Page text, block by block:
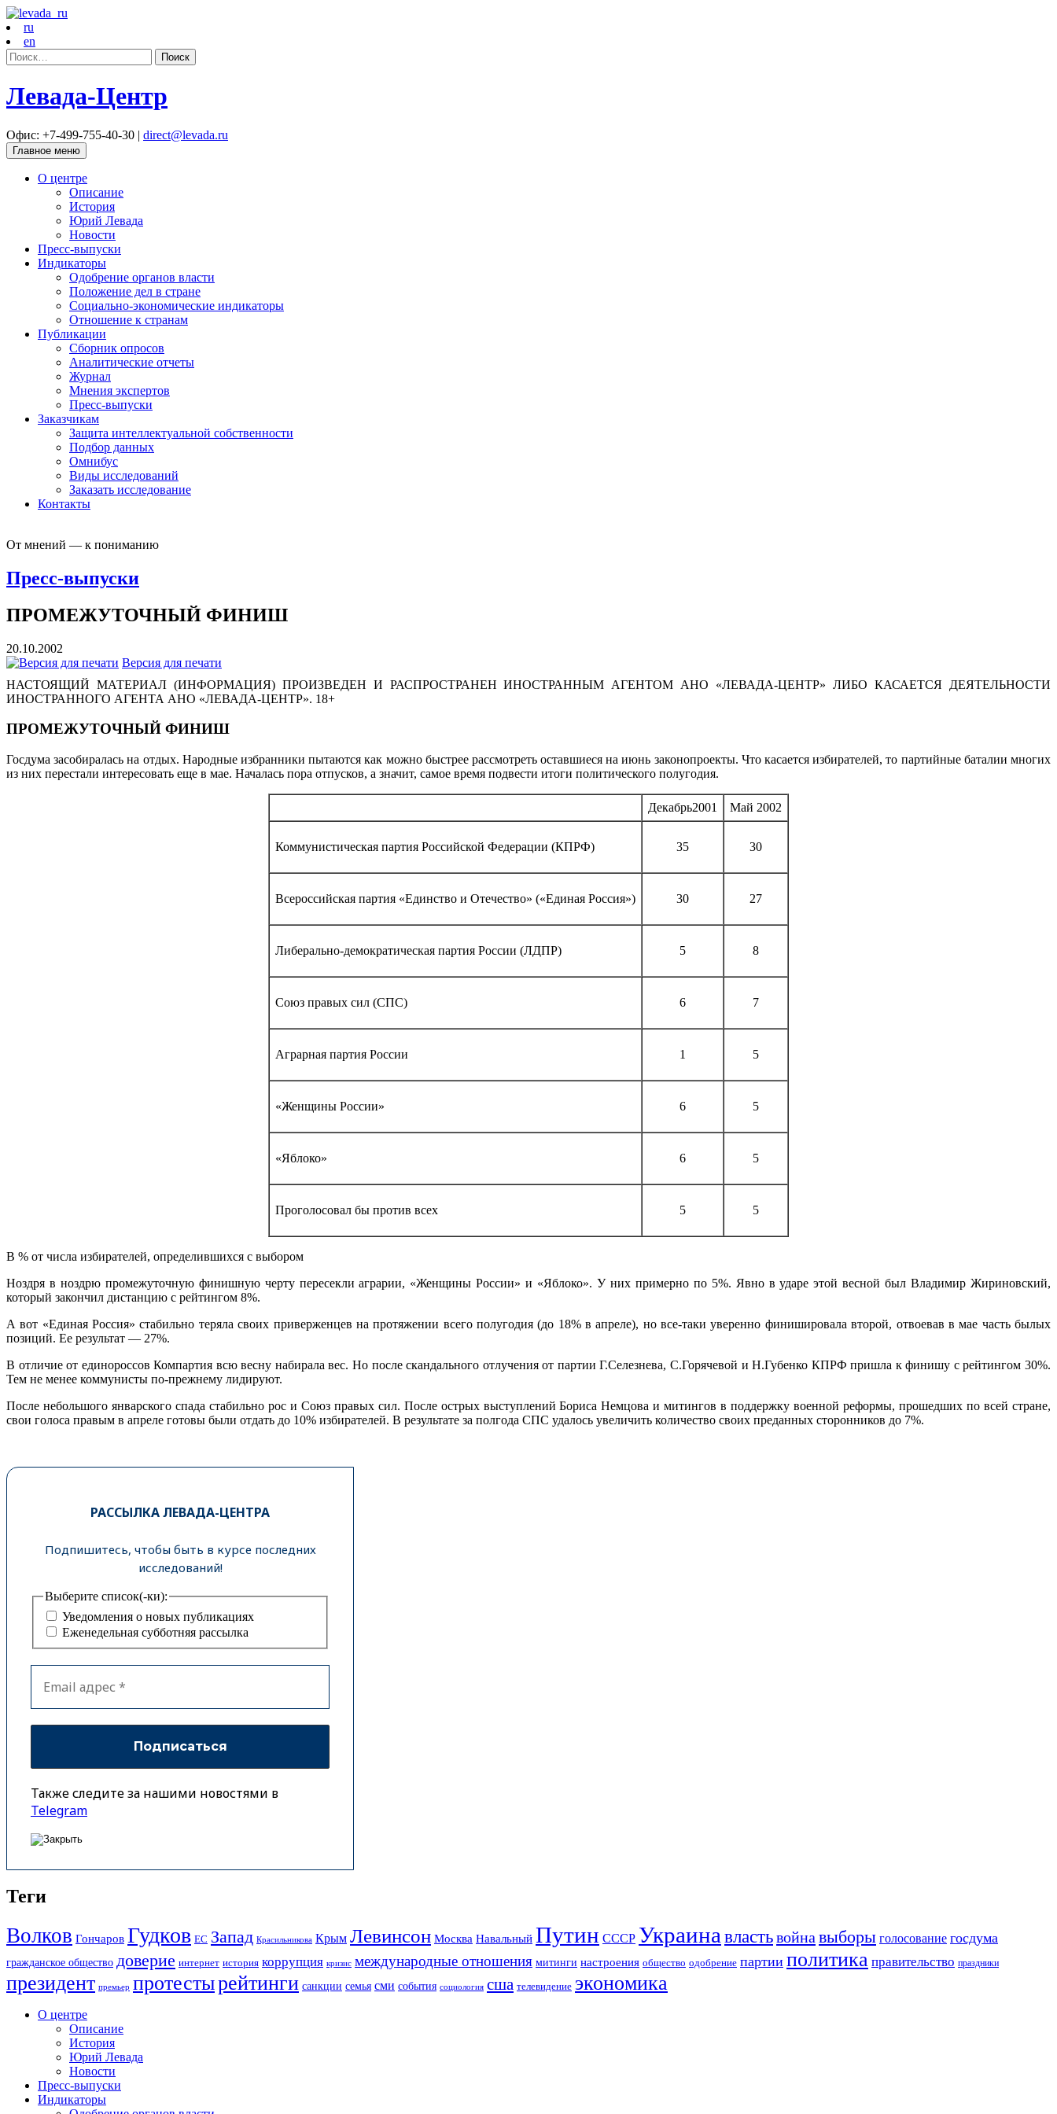
ru
en
Найти:
Левада-Центр
Офис: +7-499-755-40-30 | direct@levada.ru
Главное меню
О центре
Описание
История
Юрий Левада
Новости
Пресс-выпуски
Индикаторы
Одобрение органов власти
Положение дел в стране
Социально-экономические индикаторы
Отношение к странам
Публикации
Сборник опросов
Аналитические отчеты
Журнал
Мнения экспертов
Пресс-выпуски
Заказчикам
Защита интеллектуальной собственности
Подбор данных
Омнибус
Виды исследований
Заказать исследование
Контакты
От мнений — к пониманию
Пресс-выпуски
ПРОМЕЖУТОЧНЫЙ ФИНИШ
20.10.2002
Версия для печати
НАСТОЯЩИЙ МАТЕРИАЛ (ИНФОРМАЦИЯ) ПРОИЗВЕДЕН И РАСПРОСТРАНЕН ИНОСТРАННЫМ АГЕНТОМ АНО «ЛЕВАДА-ЦЕНТР» ЛИБО КАСАЕТСЯ ДЕЯТЕЛЬНОСТИ
ИНОСТРАННОГО АГЕНТА АНО «ЛЕВАДА-ЦЕНТР». 18+
ПРОМЕЖУТОЧНЫЙ ФИНИШ
Госдума засобиралась на отдых. Народные избранники пытаются как можно быстрее рассмотреть оставшиеся на июнь законопроекты. Что касается избирателей, то партийные баталии многих
из них перестали интересовать еще в мае. Началась пора отпусков, а значит, самое время подвести итоги политического полугодия.
Декабрь2001 Май 2002
Коммунистическая партия Российской Федерации (КПРФ) 35 30
Всероссийская партия «Единство и Отечество» («Единая Россия») 30 27
Либерально-демократическая партия России (ЛДПР) 5 8
Союз правых сил (СПС) 6 7
Аграрная партия России 1 5
«Женщины России» 6 5
«Яблоко» 6 5
Проголосовал бы против всех 5 5
В % от числа избирателей, определившихся с выбором
Ноздря в ноздрю промежуточную финишную черту пересекли аграрии, «Женщины России» и «Яблоко». У них примерно по 5%. Явно в ударе этой весной был Владимир Жириновский,
который закончил дистанцию с рейтингом 8%.
А вот «Единая Россия» стабильно теряла своих приверженцев на протяжении всего полугодия (до 18% в апреле), но все-таки уверенно финишировала второй, отвоевав в мае часть былых
позиций. Ее результат — 27%.
В отличие от единороссов Компартия всю весну набирала вес. Но после скандального отлучения от партии Г.Селезнева, С.Горячевой и Н.Губенко КПРФ пришла к финишу с рейтингом 30%.
Тем не менее коммунисты по-прежнему лидируют.
После небольшого январского спада стабильно рос и Союз правых сил. После острых выступлений Бориса Немцова и митингов в поддержку военной реформы, прошедших по всей стране,
свои голоса правым в апреле готовы были отдать до 10% избирателей. В результате за полгода СПС удалось увеличить количество своих преданных сторонников до 7%.
РАССЫЛКА ЛЕВАДА-ЦЕНТРА
Подпишитесь, чтобы быть в курсе последних
исследований!
Выберите список(-ки):
Уведомления о новых публикациях
Еженедельная субботняя рассылка
Также следите за нашими новостями в
Telegram
Теги
Волков Гончаров Гудков ЕС Запад Красильникова Крым Левинсон Москва Навальный Путин СССР Украинавластьвойнавыборы голосование госдума
гражданское общество доверие интернет история коррупция кризис международные отношения митинги настроения общество одобрение партии политика правительство праздники
президент премьер протестырейтинги санкции семья сми события социология сша телевидение экономика
О центре
Описание
История
Юрий Левада
Новости
Пресс-выпуски
Индикаторы